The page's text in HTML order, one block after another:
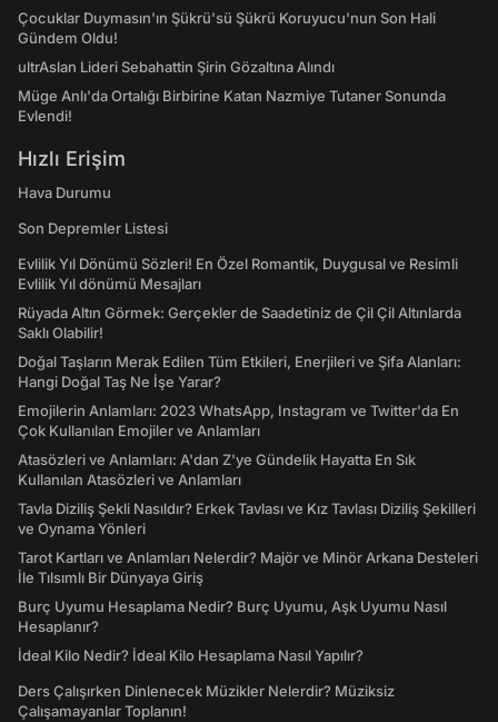
Çocuklar Duymasın'ın Şükrü'sü Şükrü Koruyucu'nun Son Hali
Gündem Oldu!
ultrAslan Lideri Sebahattin Şirin Gözaltına Alındı
Müge Anlı'da Ortalığı Birbirine Katan Nazmiye Tutaner Sonunda
Evlendi!
Hızlı Erişim
Hava Durumu
Son Depremler Listesi
Evlilik Yıl Dönümü Sözleri! En Özel Romantik, Duygusal ve Resimli
Evlilik Yıl dönümü Mesajları
Rüyada Altın Görmek: Gerçekler de Saadetiniz de Çil Çil Altınlarda
Saklı Olabilir!
Doğal Taşların Merak Edilen Tüm Etkileri, Enerjileri ve Şifa Alanları:
Hangi Doğal Taş Ne İşe Yarar?
Emojilerin Anlamları: 2023 WhatsApp, Instagram ve Twitter'da En
Çok Kullanılan Emojiler ve Anlamları
Atasözleri ve Anlamları: A'dan Z'ye Gündelik Hayatta En Sık
Kullanılan Atasözleri ve Anlamları
Tavla Diziliş Şekli Nasıldır? Erkek Tavlası ve Kız Tavlası Diziliş Şekilleri
ve Oynama Yönleri
Tarot Kartları ve Anlamları Nelerdir? Majör ve Minör Arkana Desteleri
İle Tılsımlı Bir Dünyaya Giriş
Burç Uyumu Hesaplama Nedir? Burç Uyumu, Aşk Uyumu Nasıl
Hesaplanır?
İdeal Kilo Nedir? İdeal Kilo Hesaplama Nasıl Yapılır?
Ders Çalışırken Dinlenecek Müzikler Nelerdir? Müziksiz
Çalışamayanlar Toplanın!